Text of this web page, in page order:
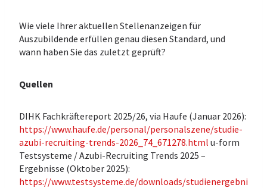
Wie viele Ihrer aktuellen Stellenanzeigen für
Auszubildende erfüllen genau diesen Standard, und
wann haben Sie das zuletzt geprüft?
Quellen
DIHK Fachkräftereport 2025/26, via Haufe (Januar 2026):
https://www.haufe.de/personal/personalszene/studie-
azubi-recruiting-trends-2026_74_671278.html u-form
Testsysteme / Azubi-Recruiting Trends 2025 –
Ergebnisse (Oktober 2025):
https://www.testsysteme.de/downloads/studienergebni